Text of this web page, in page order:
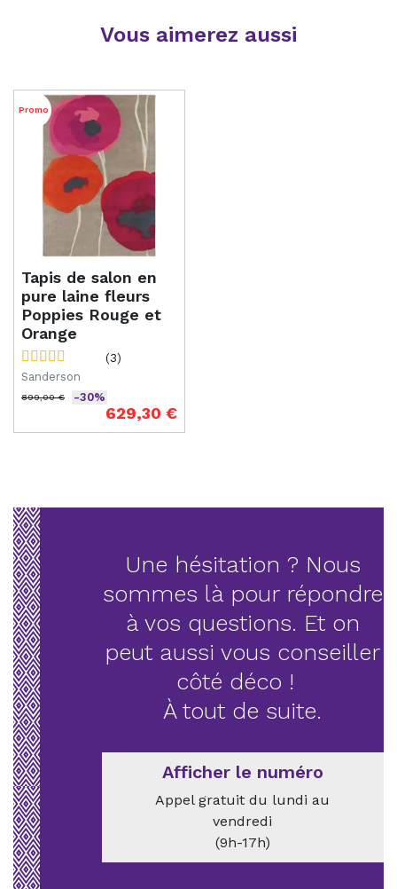
Vous aimerez aussi
Tapis de salon en
pure laine fleurs
Poppies Rouge et
Orange
(3)
Sanderson
899,00 € -30%
629,30 €
Promo
Une hésitation ? Nous
sommes là pour répondre
à vos questions. Et on
peut aussi vous conseiller
côté déco !
À tout de suite.
Afficher le numéro
Appel gratuit du lundi au
vendredi
(9h-17h)